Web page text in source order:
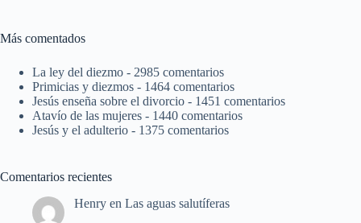
Más comentados
La ley del diezmo - 2985 comentarios
Primicias y diezmos - 1464 comentarios
Jesús enseña sobre el divorcio - 1451 comentarios
Atavío de las mujeres - 1440 comentarios
Jesús y el adulterio - 1375 comentarios
Comentarios recientes
Henry en Las aguas salutíferas